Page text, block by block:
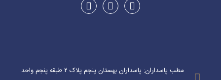
مطب پاسداران: پاسداران بهستان پنجم پلاک ۲ طبقه پنجم واحد